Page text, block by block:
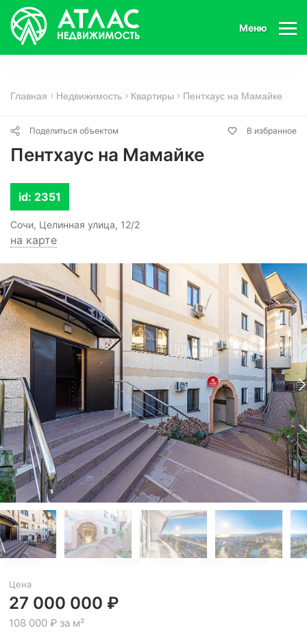
Меню
Главная Недвижимость Квартиры Пентхаус на Мамайке
Поделиться объектом В избранное
Пентхаус на Мамайке
id: 2351
Сочи, Целинная улица, 12/2
на карте
Цена
27 000 000 ₽
108 000 ₽ за м²